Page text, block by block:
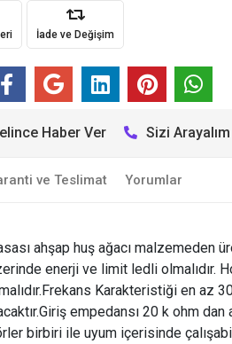
İade ve Değişim
Haber Ver Sizi Arayalım
ve Teslimat Yorumlar
ahşap huş ağacı malzemeden
enerji ve limit ledli olmalıdır.
Karakteristiği en az
empedansı 20 k ohm
birbiri ile uyum içerisinde